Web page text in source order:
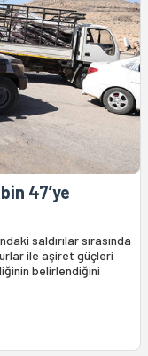
47’ye
saldırılar sırasında
ile aşiret güçleri
belirlendiğini